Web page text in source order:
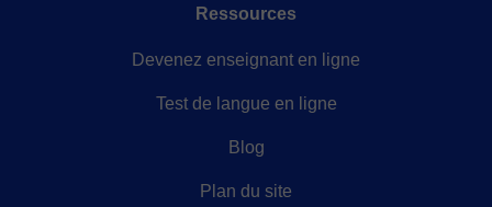
Ressources
Devenez enseignant en ligne
Test de langue en ligne
Blog
Plan du site